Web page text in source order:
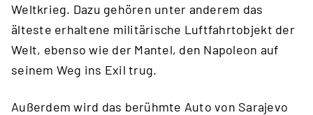
Weltkrieg. Dazu gehören unter anderem das
älteste erhaltene militärische Luftfahrtobjekt der
Welt, ebenso wie der Mantel, den Napoleon auf
seinem Weg ins Exil trug.
Außerdem wird das berühmte Auto von Sarajevo